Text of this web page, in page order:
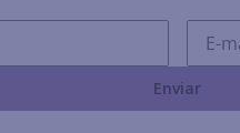
Enviar